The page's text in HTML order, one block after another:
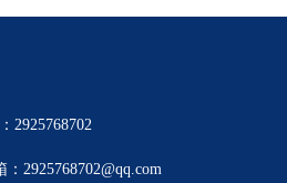
2925768702
：2925768702@qq.com